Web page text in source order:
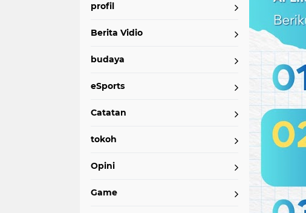
profil
Berita Vidio
budaya
eSports
Catatan
tokoh
Opini
Game